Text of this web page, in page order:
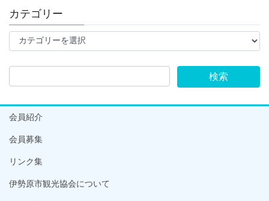
カテゴリー
テ
ー
会員紹介
会員募集
リンク集
伊勢原市観光協会について